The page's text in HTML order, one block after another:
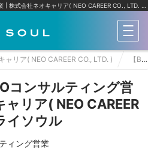
メ
ャリア( NEO CAREER CO., LTD. ) 【BPO事業部】BPOコンサルティング営業
コンサルティング営
リア( NEO CAREER
イソウル
ィング営業